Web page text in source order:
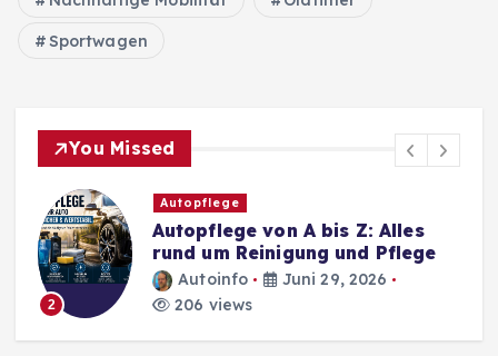
Sportwagen
You Missed
2
Autopflege
Autopflege von A bis Z: Alles
rund um Reinigung und Pflege
Autoinfo
Juni 29, 2026
206 views